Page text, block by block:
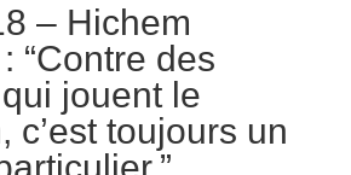
– Hichem
“Contre des
jouent le
c’est toujours un